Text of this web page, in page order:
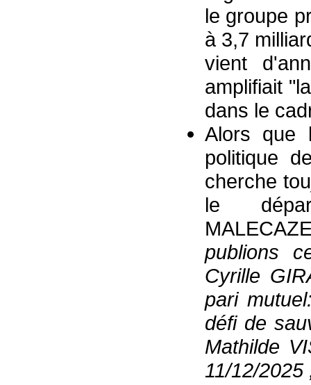
le groupe
à 3,7
vient
amplifiait
dans le
Alors que
politique
cherche
le
publions
Cyrille
pari
défi de
Mathilde
11/12/2025